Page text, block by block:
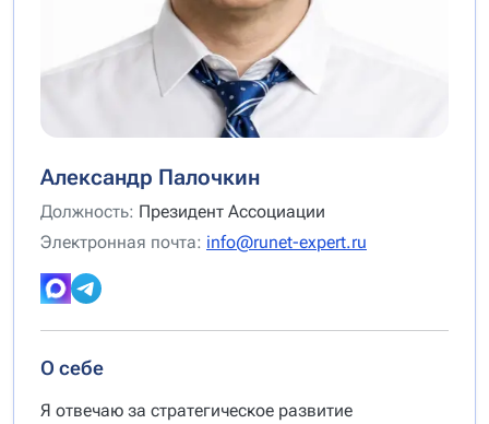
Александр Палочкин
Должность: Президент Ассоциации
Электронная почта: info@runet-expert.ru
О себе
Я отвечаю за стратегическое развитие